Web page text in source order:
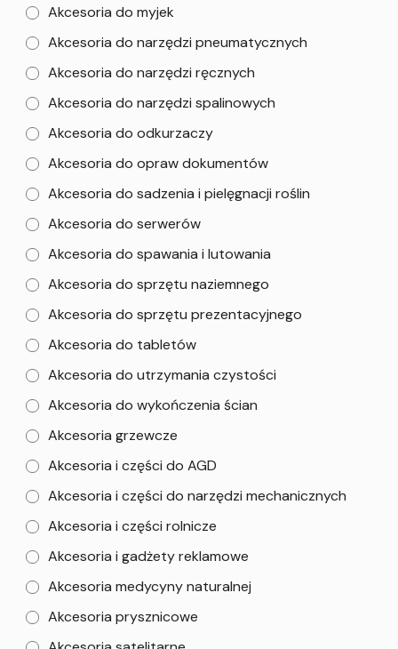
Akcesoria do myjek
Akcesoria do narzędzi pneumatycznych
Akcesoria do narzędzi ręcznych
Akcesoria do narzędzi spalinowych
Akcesoria do odkurzaczy
Akcesoria do opraw dokumentów
Akcesoria do sadzenia i pielęgnacji roślin
Akcesoria do serwerów
Akcesoria do spawania i lutowania
Akcesoria do sprzętu naziemnego
Akcesoria do sprzętu prezentacyjnego
Akcesoria do tabletów
Akcesoria do utrzymania czystości
Akcesoria do wykończenia ścian
Akcesoria grzewcze
Akcesoria i części do AGD
Akcesoria i części do narzędzi mechanicznych
Akcesoria i części rolnicze
Akcesoria i gadżety reklamowe
Akcesoria medycyny naturalnej
Akcesoria prysznicowe